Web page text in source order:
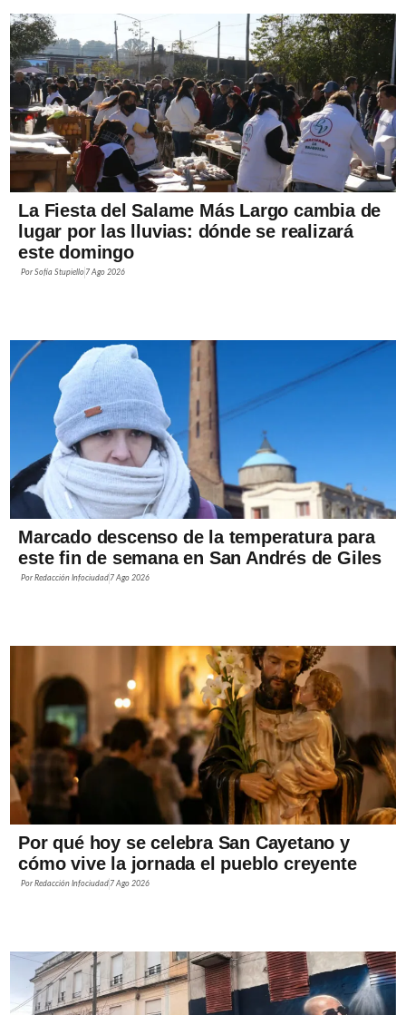
La Fiesta del Salame Más Largo cambia de
lugar por las lluvias: dónde se realizará
este domingo
PorSofía Stupiello 7 Ago 2026
Marcado descenso de la temperatura para
este fin de semana en San Andrés de Giles
PorRedacción Infociudad 7 Ago 2026
Por qué hoy se celebra San Cayetano y
cómo vive la jornada el pueblo creyente
PorRedacción Infociudad 7 Ago 2026